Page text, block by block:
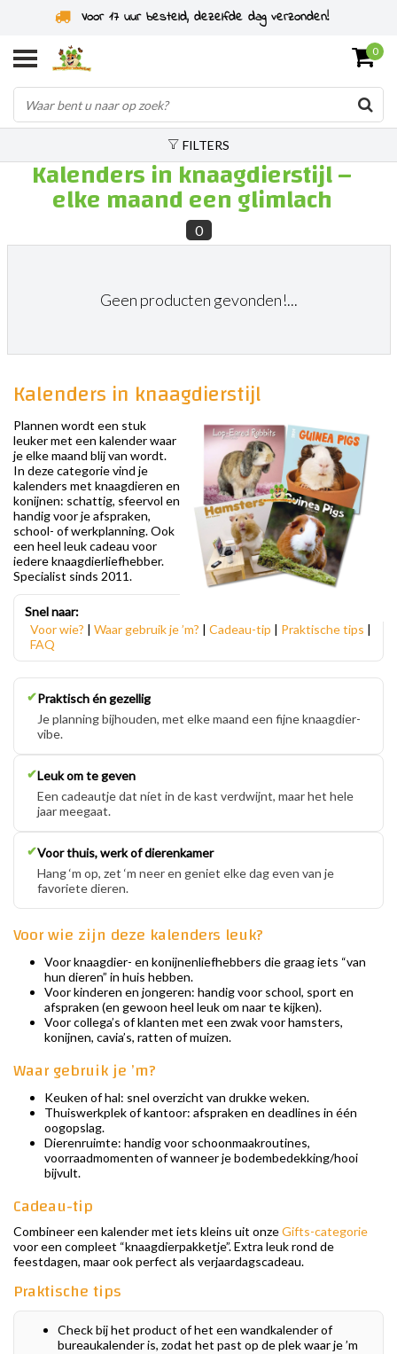
Voor 17 uur besteld, dezelfde dag verzonden!
0
FILTERS
Kalenders in knaagdierstijl –
elke maand een glimlach
0
Geen producten gevonden!...
Kalenders in knaagdierstijl
Plannen wordt een stuk
leuker met een kalender waar
je elke maand blij van wordt.
In deze categorie vind je
kalenders met knaagdieren en
konijnen: schattig, sfeervol en
handig voor je afspraken,
school- of werkplanning. Ook
een heel leuk cadeau voor
iedere knaagdierliefhebber.
Specialist sinds 2011.
Snel naar:
Voor wie? | Waar gebruik je ’m? | Cadeau-tip | Praktische tips |
FAQ
✔Praktisch én gezellig
Je planning bijhouden, met elke maand een fijne knaagdier-
vibe.
✔Leuk om te geven
Een cadeautje dat níet in de kast verdwijnt, maar het hele
jaar meegaat.
✔Voor thuis, werk of dierenkamer
Hang ‘m op, zet ‘m neer en geniet elke dag even van je
favoriete dieren.
Voor wie zijn deze kalenders leuk?
Voor knaagdier- en konijnenliefhebbers die graag iets “van
hun dieren” in huis hebben.
Voor kinderen en jongeren: handig voor school, sport en
afspraken (en gewoon heel leuk om naar te kijken).
Voor collega’s of klanten met een zwak voor hamsters,
konijnen, cavia’s, ratten of muizen.
Waar gebruik je ’m?
Keuken of hal: snel overzicht van drukke weken.
Thuiswerkplek of kantoor: afspraken en deadlines in één
oogopslag.
Dierenruimte: handig voor schoonmaakroutines,
voorraadmomenten of wanneer je bodembedekking/hooi
bijvult.
Cadeau-tip
Combineer een kalender met iets kleins uit onzeGifts-categorie
voor een compleet “knaagdierpakketje”. Extra leuk rond de
feestdagen, maar ook perfect als verjaardagscadeau.
Praktische tips
Check bij het product of het een wandkalender of
bureaukalender is, zodat het past op de plek waar je ’m